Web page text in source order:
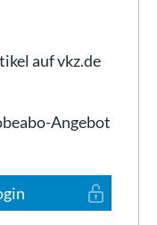
auf vkz.de
Angebot